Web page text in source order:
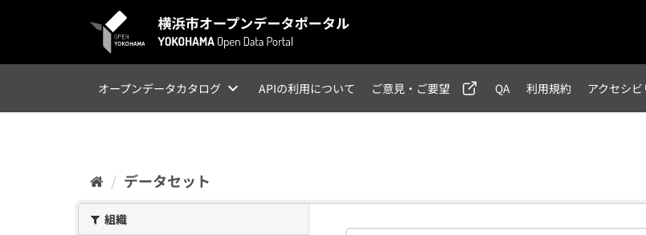
オープンデータカタログ APIの利用について ご意見・ご要望 QA 利用規約 アクセシ
データセット
組織